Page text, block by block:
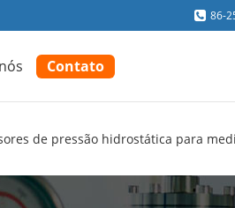
86-
Contato
de pressão hidrostática para